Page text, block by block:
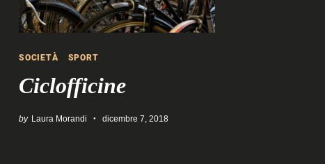
SOCIETÀ SPORT
Ciclofficine
by Laura Morandi dicembre 7, 2018